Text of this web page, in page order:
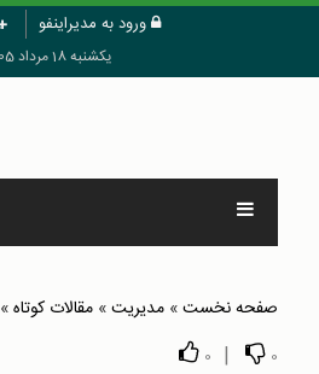
ورود به مدیراینفو
یکشنبه 18 مرداد 1405
صفحه نخست» مدیریت» مقالات کوتاه»
0
|
0